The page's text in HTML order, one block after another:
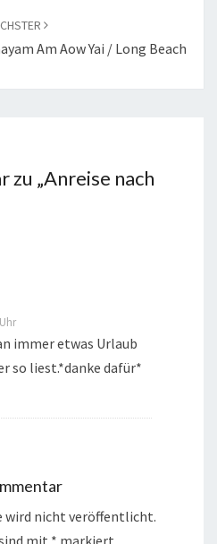
Am Aow Yai / Long Beach
zu „Anreise nach
immer etwas Urlaub
so liest.*danke dafür*
wird nicht veröffentlicht.